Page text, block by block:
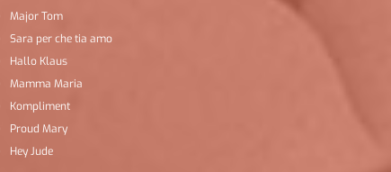
Major Tom
Sara per che tia amo
Hallo Klaus
Mamma Maria
Kompliment
Proud Mary
Hey Jude